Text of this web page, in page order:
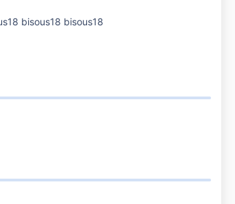
bisous18 bisous18